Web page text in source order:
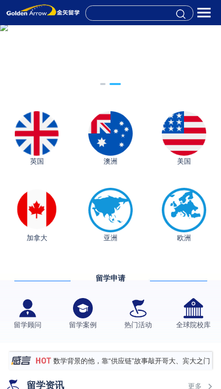
英国 澳洲 美国
加拿大 亚洲 欧洲
留学申请
留学顾问 留学案例 热门活动 全球院校库
伯明翰大学数字媒体与创意产业硕士录取案例
西南财经大学投资学背景，成功斩获英国名校多份
硕士录取
数学背景的他，靠“供应链”故事敲开哥大、宾大之门
专科逆袭伦敦大学学院UCL录取案例解析
留学资讯 更多